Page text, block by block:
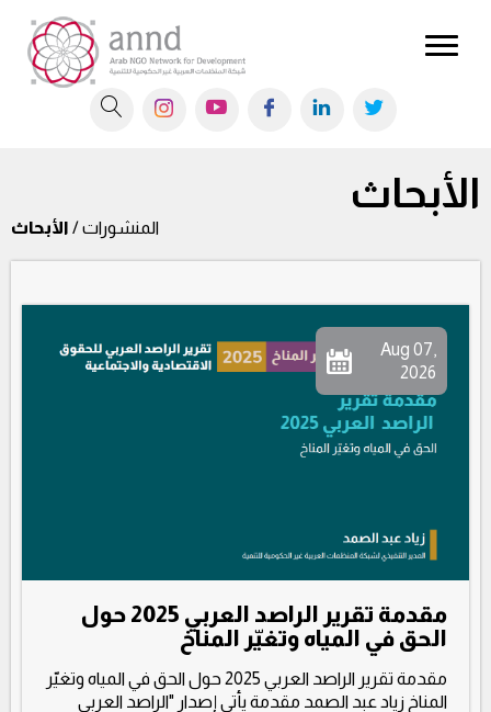
الأبحاث
المنشورات / الأبحاث
Aug 07,
2026
مقدمة تقرير الراصد العربي 2025 حول
الحق في المياه وتغيّر المناخ
مقدمة تقرير الراصد العربي 2025 حول الحق في المياه وتغيّر
المناخ زياد عبد الصمد مقدمة يأتي إصدار "الراصد العربي